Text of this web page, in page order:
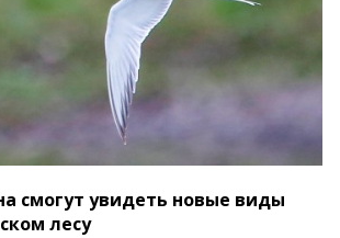
смогут увидеть новые виды
лесу